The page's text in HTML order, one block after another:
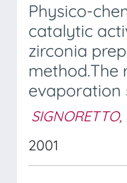
Physico-
catalytic
zirconia
method.The
evaporation
2001